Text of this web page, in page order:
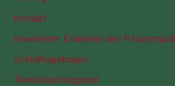
Kontakt
Newsletter: Entdecke den
Schlaffragebogen
Terminbuchungstool